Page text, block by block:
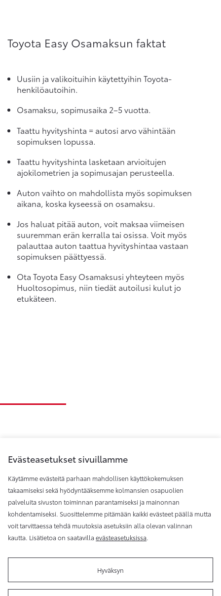
Toyota Easy Osamaksun faktat
Uusiin ja valikoituihin käytettyihin Toyota-
henkilöautoihin.
Osamaksu, sopimusaika 2–5 vuotta.
Taattu hyvityshinta = autosi arvo vähintään
sopimuksen lopussa.
Taattu hyvityshinta lasketaan arvioitujen
ajokilometrien ja sopimusajan perusteella.
Auton vaihto on mahdollista myös sopimuksen
aikana, koska kyseessä on osamaksu.
Jos haluat pitää auton, voit maksaa viimeisen
suuremman erän kerralla tai osissa. Voit myös
palauttaa auton taattua hyvityshintaa vastaan
sopimuksen päättyessä.
Ota Toyota Easy Osamaksusi yhteyteen myös
Huoltosopimus, niin tiedät autoilusi kulut jo
etukäteen.
Toyota Helsinki
Käyttöehdot Evästeasetukset Reklamaatio Tilaa
Evästeasetukset sivuillamme
Käytämme evästeitä parhaan mahdollisen käyttökokemuksen
takaamiseksi sekä hyödyntääksemme kolmansien osapuolien
palveluita sivuston toiminnan parantamiseksi ja mainonnan
kohdentamiseksi. Suosittelemme pitämään kaikki evästeet päällä mutta
voit tarvittaessa tehdä muutoksia asetuksiin alla olevan valinnan
kautta. Lisätietoa on saatavilla evästeasetuksissa.
Hyväksyn